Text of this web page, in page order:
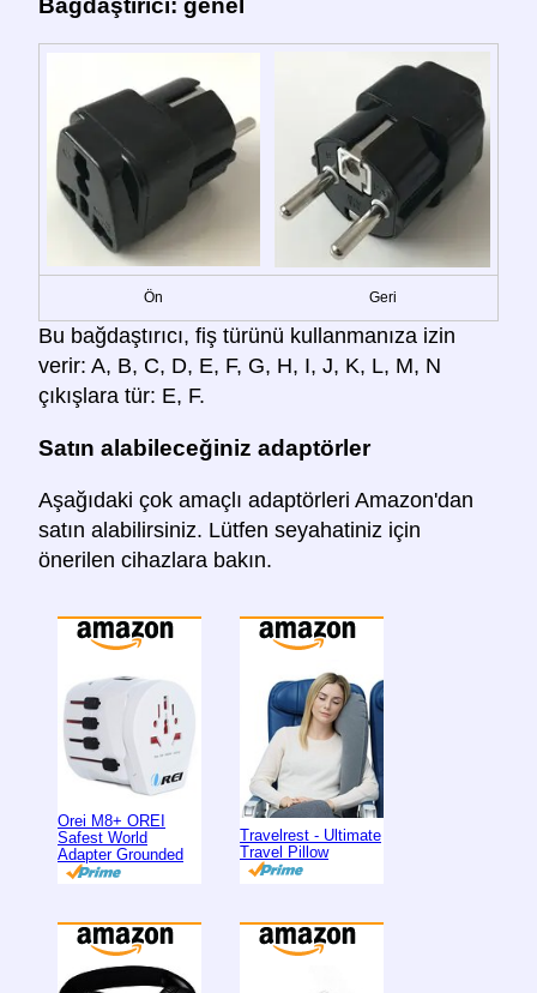
Bağdaştırıcı: genel
Ön Geri
Bu bağdaştırıcı, fiş türünü kullanmanıza izin
verir: A, B, C, D, E, F, G, H, I, J, K, L, M, N
çıkışlara tür: E, F.
Satın alabileceğiniz adaptörler
Aşağıdaki çok amaçlı adaptörleri Amazon'dan
satın alabilirsiniz. Lütfen seyahatiniz için
önerilen cihazlara bakın.
Orei M8+ OREI
Safest World
Adapter Grounded
Travelrest - Ultimate
Travel Pillow